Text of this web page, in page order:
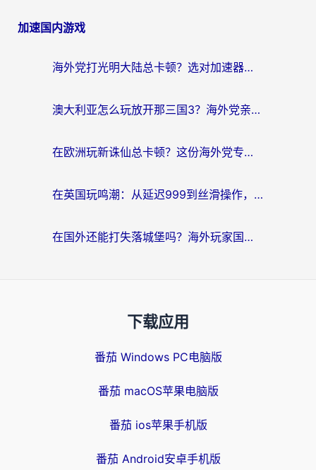
加速国内游戏
海外党打光明大陆总卡顿？选对加速器才是关键！（附亲测好用的推荐）
澳大利亚怎么玩放开那三国3？海外党亲测有效的国服游戏加速指南
在欧洲玩新诛仙总卡顿？这份海外党专属加速器指南帮你解决延迟难题
在英国玩鸣潮：从延迟999到丝滑操作，我是怎么做到的？
在国外还能打失落城堡吗？海外玩家国服游戏加速终极指南（附北美玩online加速器下载技巧）
下载应用
番茄 Windows PC电脑版
番茄 macOS苹果电脑版
番茄 ios苹果手机版
番茄 Android安卓手机版